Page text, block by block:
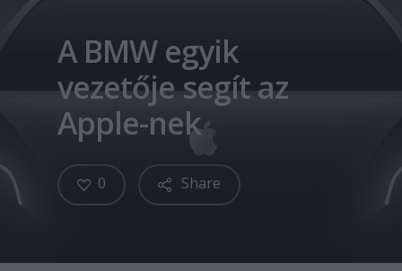
A BMW egyik
vezetője segít az
Apple-nek
Share
0